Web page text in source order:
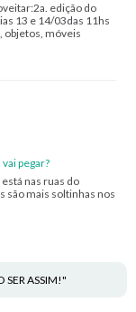
edição do
13 e 14/03das 11hs
objetos, móveis
pegar?
nas ruas do
são mais soltinhas nos
ASSIM!"